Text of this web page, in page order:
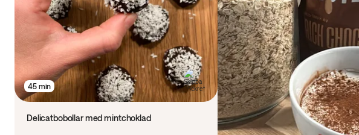
45 min
Delicatbobollar med mintchoklad